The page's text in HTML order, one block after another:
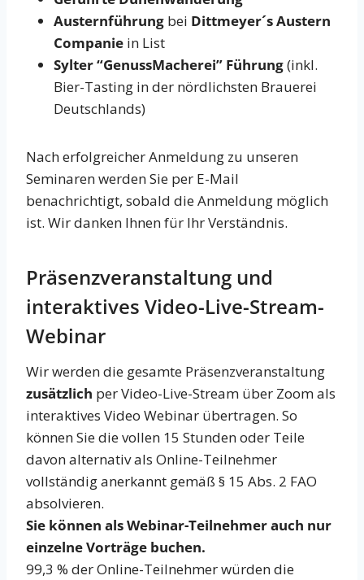
Austernführung bei Dittmeyer´s Austern
Companie in List
Sylter “GenussMacherei” Führung(inkl.
Bier-Tasting in der nördlichsten Brauerei
Deutschlands)
Nach erfolgreicher Anmeldung zu unseren
Seminaren werden Sie per E-Mail
benachrichtigt, sobald die Anmeldung möglich
ist. Wir danken Ihnen für Ihr Verständnis.
Präsenzveranstaltung und
interaktives Video-Live-Stream-
Webinar
Wir werden die gesamte Präsenzveranstaltung
zusätzlich per Video-Live-Stream über Zoom als
interaktives Video Webinar übertragen. So
können Sie die vollen 15 Stunden oder Teile
davon alternativ als Online-Teilnehmer
vollständig anerkannt gemäß § 15 Abs. 2 FAO
absolvieren.
Sie können als Webinar-Teilnehmer auch nur
einzelne Vorträge buchen.
99,3 % der Online-Teilnehmer würden die